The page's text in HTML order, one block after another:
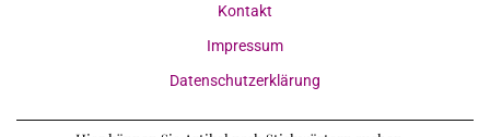
Kontakt
Impressum
Datenschutzerklärung